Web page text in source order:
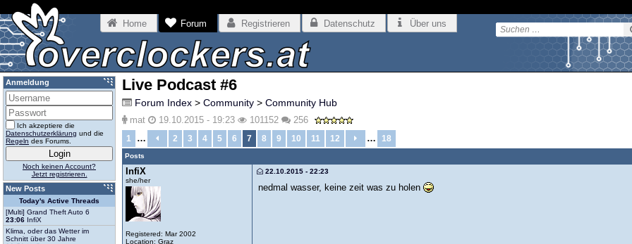
Home Forum Registrieren Datenschutz Über uns
Live Podcast #6
Forum Index > Community > Community Hub
mat 19.10.2015 - 19:23 101152 256
1 … 2 3 4 5 6 7 8 9 10 11 12 … 18
Posts
InfiX
she/her
Registered: Mar 2002
Location: Graz
22.10.2015 - 22:23
nedmal wasser, keine zeit was zu holen
Anmeldung
Ich akzeptiere die
Datenschutzerklärung und die
Regeln des Forums.
Noch keinen Account?
Jetzt registrieren.
New Posts
Today's Active Threads
[Multi] Grand Theft Auto 6
23:06 InfiX
Klima, oder das Wetter im
Schnitt über 30 Jahre